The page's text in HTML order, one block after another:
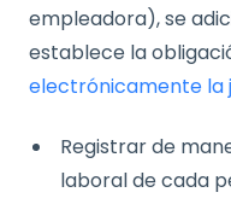
empleadora), se
establece la
electrónicamente la
Registrar de
laboral de cada